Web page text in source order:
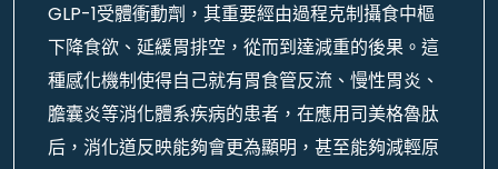
GLP-1受體衝動劑，其重要經由過程克制攝食中樞
下降食欲、延緩胃排空，從而到達減重的後果。這
種感化機制使得自己就有胃食管反流、慢性胃炎、
膽囊炎等消化體系疾病的患者，在應用司美格魯肽
后，消化道反映能夠會更為顯明，甚至能夠減輕原